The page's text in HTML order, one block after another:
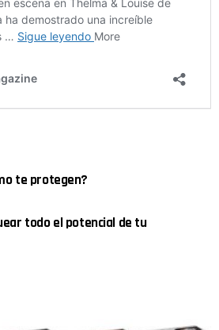
te protegen?
todo el potencial de tu